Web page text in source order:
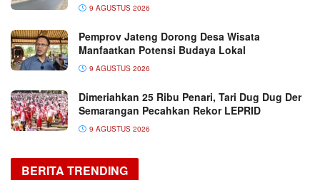
9 AGUSTUS 2026
Pemprov Jateng Dorong Desa Wisata
Manfaatkan Potensi Budaya Lokal
9 AGUSTUS 2026
Dimeriahkan 25 Ribu Penari, Tari Dug Dug Der
Semarangan Pecahkan Rekor LEPRID
9 AGUSTUS 2026
BERITA TRENDING